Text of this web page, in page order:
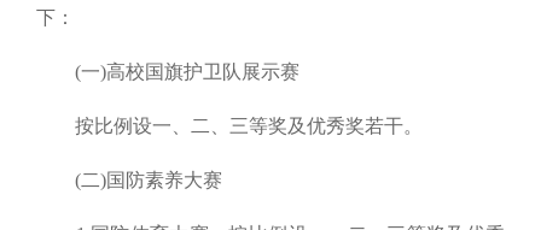
下：
(一)高校国旗护卫队展示赛
按比例设一、二、三等奖及优秀奖若干。
(二)国防素养大赛